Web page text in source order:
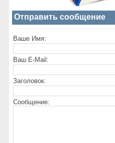
Отправить сообщение
Ваше Имя:
Ваш E-Mail:
Заголовок:
Сообщение: